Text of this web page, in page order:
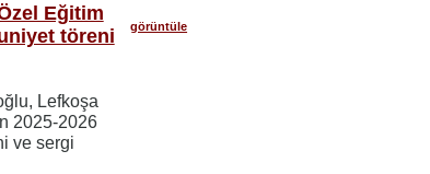
Eğitim
töreni
Lefkoşa
2025-2026
ve sergi
görüntüle